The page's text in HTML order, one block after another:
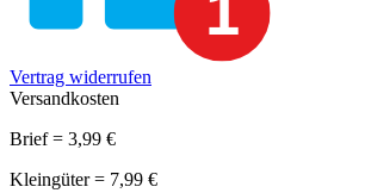
Vertrag widerrufen
Versandkosten
Brief = 3,99 €
Kleingüter = 7,99 €